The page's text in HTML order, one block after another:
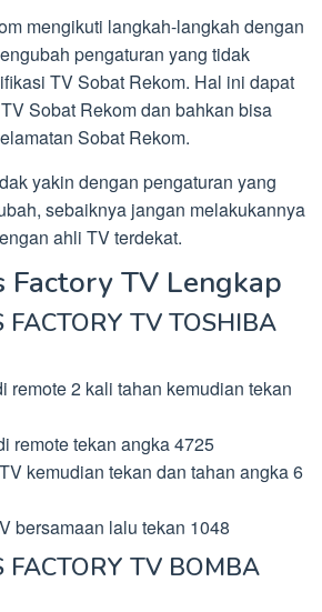
mengikuti langkah-langkah dengan
pengaturan yang tidak
TV Sobat Rekom. Hal ini dapat
Sobat Rekom dan bahkan bisa
Sobat Rekom.
yakin dengan pengaturan yang
sebaiknya jangan melakukannya
ahli TV terdekat.
Factory TV Lengkap
FACTORY TV TOSHIBA
remote 2 kali tahan kemudian tekan
remote tekan angka 4725
kemudian tekan dan tahan angka 6
bersamaan lalu tekan 1048
FACTORY TV BOMBA